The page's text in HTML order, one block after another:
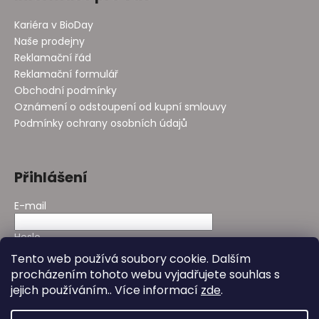
Tento web používá soubory cookie. Dalším
procházením tohoto webu vyjadřujete souhlas s
jejich používáním.. Více informací zde.
Kariéra v BioDay
Naše prodejny
Reklamační řád
Reklamační formulář
Obchodní podmínky
Oznámení o odstoupení od kupní smlouvy
Podmínky ochrany osobních údajů
Přihlášení
E-mail
Heslo
PŘIHLÁSIT SE
Nová registraceZapomenuté heslo